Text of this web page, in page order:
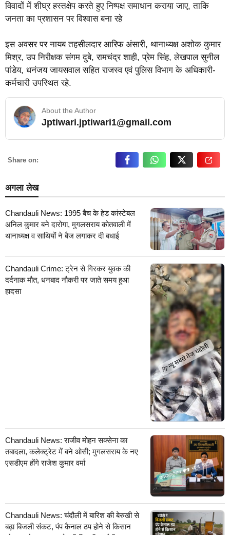
विवादों में शीघ्र हस्तक्षेप करते हुए निष्पक्ष समाधान कराया जाए, ताकि
जनता का प्रशासन पर विश्वास बना रहे
इस अवसर पर नायब तहसीलदार आरिफ अंसारी, थानाध्यक्ष अशोक कुमार
मिश्र, उप निरीक्षक संगम दुबे, रामचंद्र शाही, प्रेम सिंह, लेखपाल सुनील
पांडेय, धनंजय जायसवाल सहित राजस्व एवं पुलिस विभाग के अधिकारी-
कर्मचारी उपस्थित रहे.
About the Author
Jptiwari.jptiwari1@gmail.com… Read More
Share on:
अगला लेख
Chandauli News: 1995 बैच के हेड कांस्टेबल
अनिल कुमार बने दारोगा, मुगलसराय कोतवाली में
थानाध्यक्ष व साथियों ने बैज लगाकर दी बधाई
Chandauli Crime: ट्रेन से गिरकर युवक की
दर्दनाक मौत, धनबाद नौकरी पर जाते समय हुआ
हादसा
Chandauli News: राजीव मोहन सक्सेना का
तबादला, कलेक्ट्रेट में बने ओसी; मुगलसराय के नए
एसडीएम होंगे राजेश कुमार वर्मा
Chandauli News: चंदौली में बारिश की बेरुखी से
बढ़ा बिजली संकट, पंप कैनाल ठप होने से किसान